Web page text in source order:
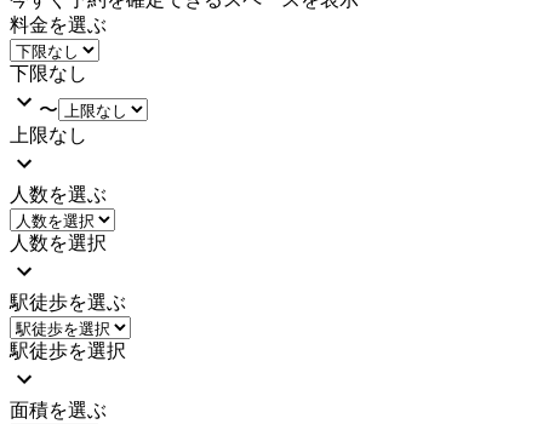
料金を選ぶ
下限なし
〜
上限なし
人数を選ぶ
人数を選択
駅徒歩を選ぶ
駅徒歩を選択
面積を選ぶ